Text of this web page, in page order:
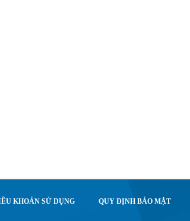
KHOẢN SỬ DỤNG QUY ĐỊNH BẢO MẬT